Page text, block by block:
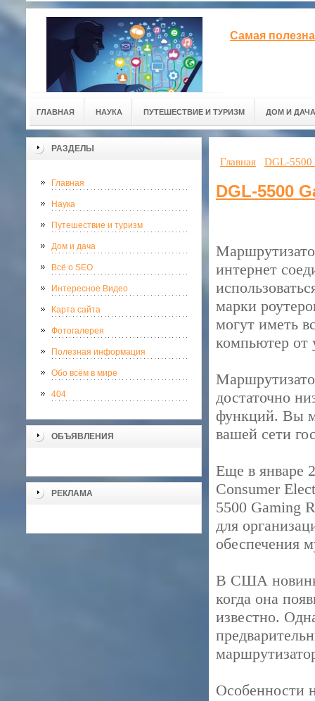
Самая
ГЛАВНАЯ НАУКА ПУТЕШЕСТВИЕ И ТУРИЗМ ДОМ И ДАЧА
РАЗДЕЛЫ
Главная
Наука
Путешествие и туризм
Дом и дача
Всё о SEO
Интересное Видео
Карта сайта
Фотогалерея
Полезная информация
Обо всём в мире
404
ОБЪЯВЛЕНИЯ
РЕКЛАМА
Главная DGL-5500
DGL-5500
интернет
марки
могут иметь
компьютер от
достаточно
функций. Вы
вашей сети
Еще в январе
Consumer
5500 Gaming
для
обеспечения
В США
когда она
известно.
Особенности